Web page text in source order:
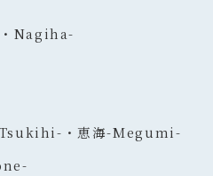
Nagiha-
・恵海-Megumi-